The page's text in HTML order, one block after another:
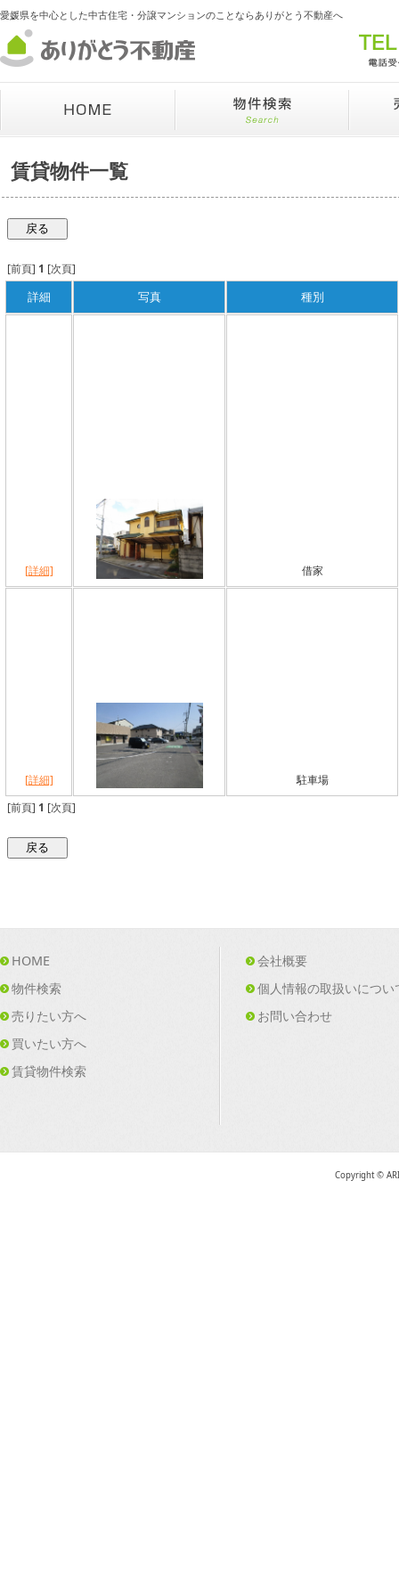
愛媛県を中心とした中古住宅・分譲マンションのことならありがとう不動産へ
賃貸物件一覧
[前頁] 1 [次頁]
詳細 写真 種別
[詳細] 借家
[詳細]
駐車場
[前頁] 1 [次頁]
HOME
物件検索
売りたい方へ
買いたい方へ
賃貸物件検索
会社概要
個人情報の取扱いについ
お問い合わせ
Copyright ©